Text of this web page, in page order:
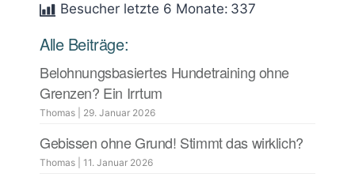
Besucher letzte 6 Monate: 337
Alle Beiträge:
Belohnungsbasiertes Hundetraining ohne
Grenzen? Ein Irrtum
Thomas 29. Januar 2026
Gebissen ohne Grund! Stimmt das wirklich?
Thomas 11. Januar 2026